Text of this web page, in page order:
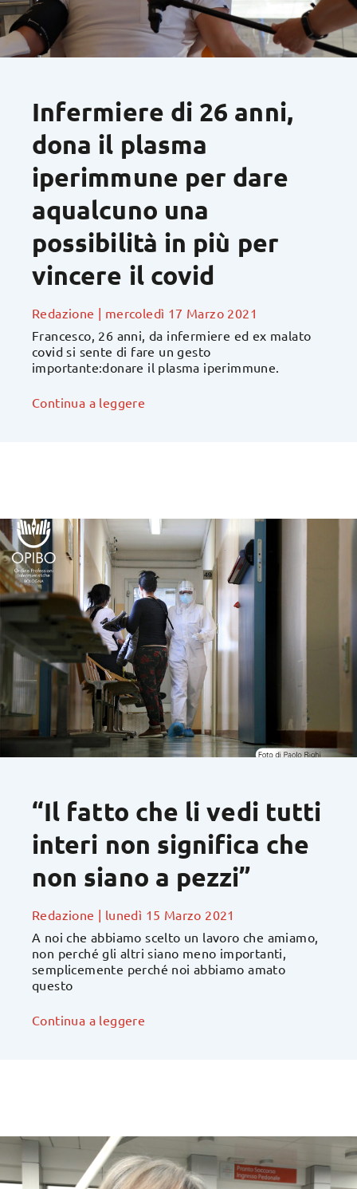
Infermiere di 26 anni,
dona il plasma
iperimmune per dare
aqualcuno una
possibilità in più per
vincere il covid
Redazione | mercoledì 17 Marzo 2021
Francesco, 26 anni, da infermiere ed ex malato
covid si sente di fare un gesto
importante:donare il plasma iperimmune.
Continua a leggere
“Il fatto che li vedi tutti
interi non significa che
non siano a pezzi”
Redazione | lunedì 15 Marzo 2021
A noi che abbiamo scelto un lavoro che amiamo,
non perché gli altri siano meno importanti,
semplicemente perché noi abbiamo amato
questo
Continua a leggere